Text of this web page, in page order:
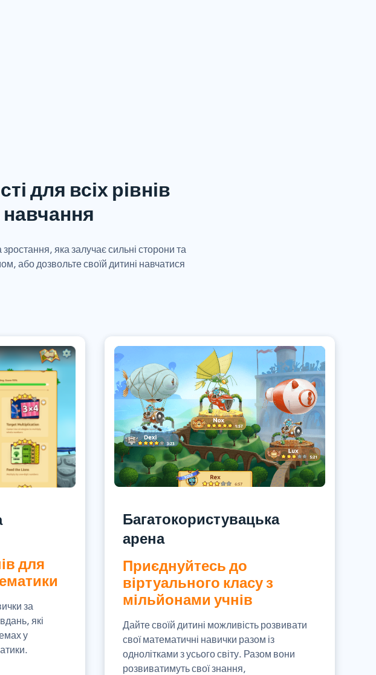
для всіх рівнів
навчання
яка залучає сильні сторони та
або дозвольте своїй дитині навчатися
для
за
які
у
Багатокористувацька
арена
Приєднуйтесь до
віртуального класу з
мільйонами учнів
Дайте своїй дитині можливість розвивати
свої математичні навички разом із
однолітками з усього світу. Разом вони
розвиватимуть свої знання,